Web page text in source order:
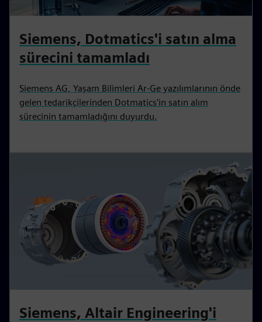
Siemens, Dotmatics'i satın alma
sürecini tamamladı
Siemens AG, Yaşam Bilimleri Ar-Ge yazılımlarının önde
gelen tedarikçilerinden Dotmatics'in satın alım
sürecinin tamamladığını duyurdu.
Siemens, Altair Engineering'i